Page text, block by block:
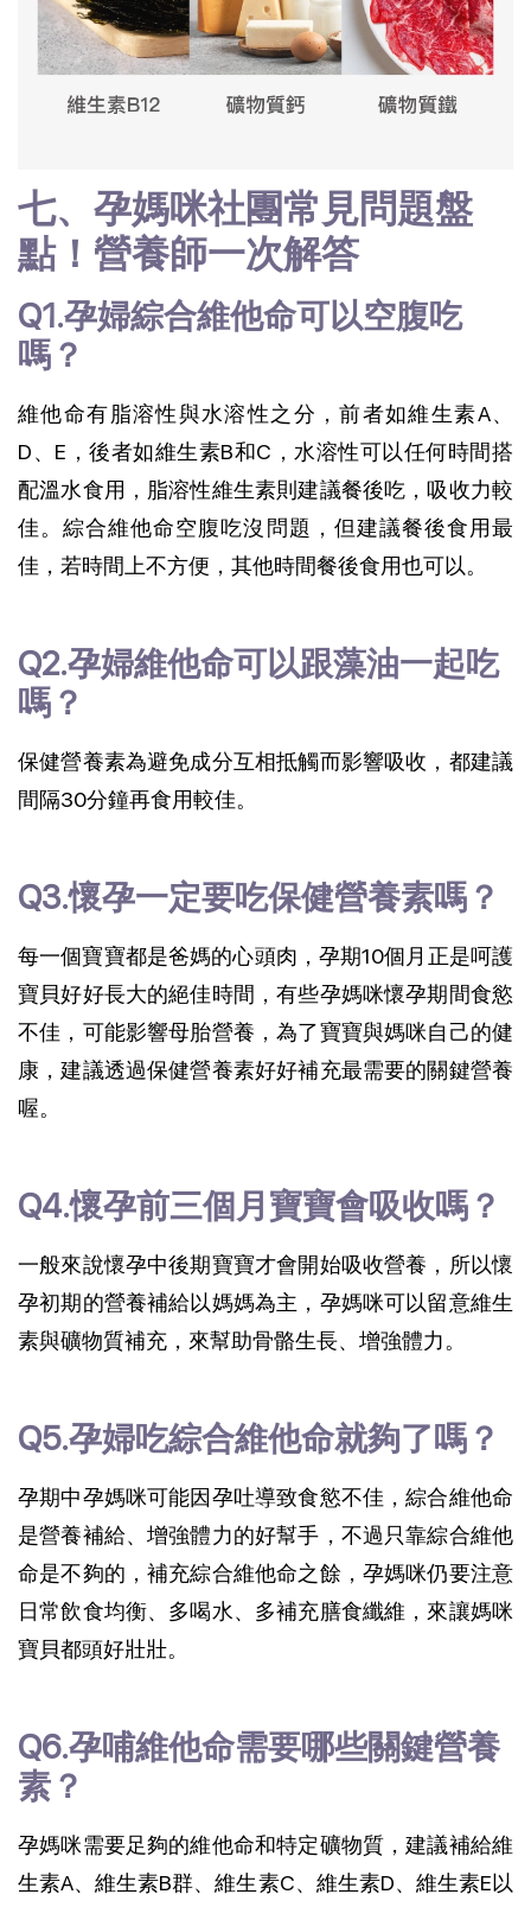
七、孕媽咪社團常見問題盤
點！營養師一次解答
Q1.孕婦綜合維他命可以空腹吃
嗎？
維他命有脂溶性與水溶性之分，前者如維生素A、
D、E，後者如維生素B和C，水溶性可以任何時間搭
配溫水食用，脂溶性維生素則建議餐後吃，吸收力較
佳。綜合維他命空腹吃沒問題，但建議餐後食用最
佳，若時間上不方便，其他時間餐後食用也可以。
Q2.孕婦維他命可以跟藻油一起吃
嗎？
保健營養素為避免成分互相抵觸而影響吸收，都建議
間隔30分鐘再食用較佳。
Q3.懷孕一定要吃保健營養素嗎？
每一個寶寶都是爸媽的心頭肉，孕期10個月正是呵護
寶貝好好長大的絕佳時間，有些孕媽咪懷孕期間食慾
不佳，可能影響母胎營養，為了寶寶與媽咪自己的健
康，建議透過保健營養素好好補充最需要的關鍵營養
喔。
Q4.懷孕前三個月寶寶會吸收嗎？
一般來說懷孕中後期寶寶才會開始吸收營養，所以懷
孕初期的營養補給以媽媽為主，孕媽咪可以留意維生
素與礦物質補充，來幫助骨骼生長、增強體力。
Q5.孕婦吃綜合維他命就夠了嗎？
孕期中孕媽咪可能因孕吐導致食慾不佳，綜合維他命
是營養補給、增強體力的好幫手，不過只靠綜合維他
命是不夠的，補充綜合維他命之餘，孕媽咪仍要注意
日常飲食均衡、多喝水、多補充膳食纖維，來讓媽咪
寶貝都頭好壯壯。
Q6.孕哺維他命需要哪些關鍵營養
素？
孕媽咪需要足夠的維他命和特定礦物質，建議補給維
生素A、維生素B群、維生素C、維生素D、維生素E以